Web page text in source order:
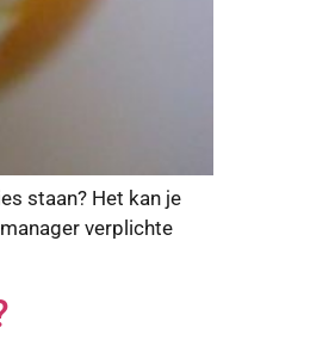
staan? Het kan je
verplichte